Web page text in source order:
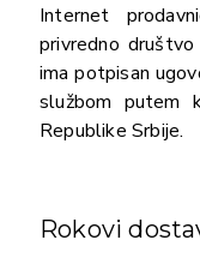
Internet
privredno
ima potpisan
službom putem
Republike Srbije.
Rokovi